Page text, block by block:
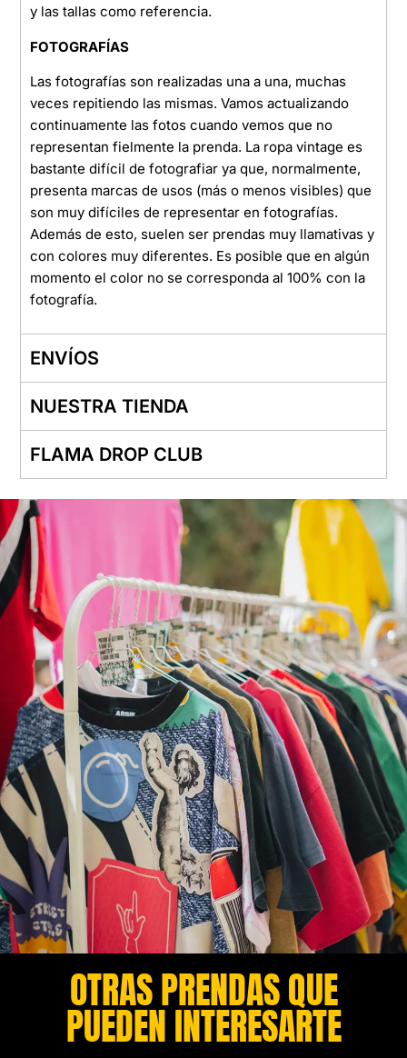
y las tallas como referencia.
FOTOGRAFÍAS
Las fotografías son realizadas una a una, muchas
veces repitiendo las mismas. Vamos actualizando
continuamente las fotos cuando vemos que no
representan fielmente la prenda. La ropa vintage es
bastante difícil de fotografiar ya que, normalmente,
presenta marcas de usos (más o menos visibles) que
son muy difíciles de representar en fotografías.
Además de esto, suelen ser prendas muy llamativas y
con colores muy diferentes. Es posible que en algún
momento el color no se corresponda al 100% con la
fotografía.
ENVÍOS
NUESTRA TIENDA
FLAMA DROP CLUB
OTRAS PRENDAS QUE
PUEDEN INTERESARTE​